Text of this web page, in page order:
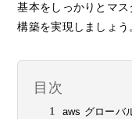
基本をしっかりとマ
構築を実現しましょう
目次
aws グローバ